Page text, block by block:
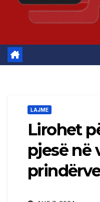
LAJME
Lirohet
pjesë në